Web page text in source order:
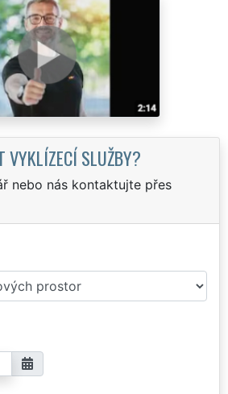
VYKLÍZECÍ SLUŽBY?
nebo nás kontaktujte přes